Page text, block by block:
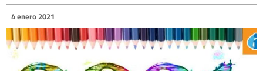
4 enero 2021